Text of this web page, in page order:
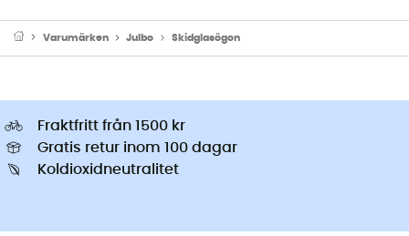
Varumärken Julbo Skidglasögon
Fraktfritt från 1500 kr
Gratis retur inom 100 dagar
Koldioxidneutralitet